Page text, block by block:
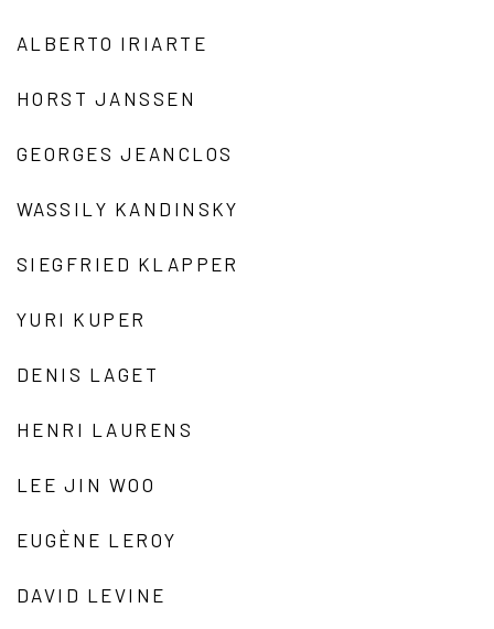
ALBERTO IRIARTE
HORST JANSSEN
GEORGES JEANCLOS
WASSILY KANDINSKY
SIEGFRIED KLAPPER
YURI KUPER
DENIS LAGET
HENRI LAURENS
LEE JIN WOO
EUGÈNE LEROY
DAVID LEVINE